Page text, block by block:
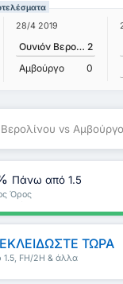
28/4 2019
Ουνιόν Βερολίνου 2
Αμβούργο
0
vs Αμβούργο
Πάνω από 1.5
Όρος
ΤΩΡΑ
1.5, FH/2H & άλλα